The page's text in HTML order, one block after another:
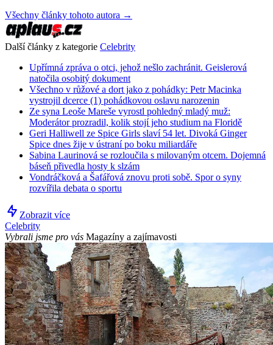
Všechny články tohoto autora →
Další články z kategorie Celebrity
Upřímná zpráva o otci, jehož nešlo zachránit. Geislerová
natočila osobitý dokument
Všechno v růžové a dort jako z pohádky: Petr Macinka
vystrojil dcerce (1) pohádkovou oslavu narozenin
Ze syna Leoše Mareše vyrostl pohledný mladý muž:
Moderátor prozradil, kolik stojí jeho studium na Floridě
Geri Halliwell ze Spice Girls slaví 54 let. Divoká Ginger
Spice dnes žije v ústraní po boku miliardáře
Sabina Laurinová se rozloučila s milovaným otcem. Dojemná
báseň přivedla hosty k slzám
Vondráčková a Šafářová znovu proti sobě. Spor o syny
rozvířila debata o sportu
Zobrazit více
Celebrity
Vybrali jsme pro vás Magazíny a zajímavosti